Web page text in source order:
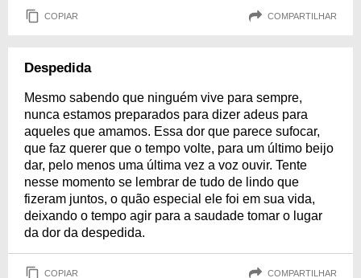
COPIAR COMPARTILHAR
Despedida
Mesmo sabendo que ninguém vive para sempre,
nunca estamos preparados para dizer adeus para
aqueles que amamos. Essa dor que parece sufocar,
que faz querer que o tempo volte, para um último beijo
dar, pelo menos uma última vez a voz ouvir. Tente
nesse momento se lembrar de tudo de lindo que
fizeram juntos, o quão especial ele foi em sua vida,
deixando o tempo agir para a saudade tomar o lugar
da dor da despedida.
COPIAR COMPARTILHAR